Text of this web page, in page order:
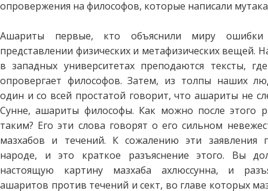
опровержения на философов, которые написали
Ашариты первые, кто объяснили миру
представлении физических и метафизических вещей.
в западных университетах преподаются тексты,
опровергает философов. Затем, из толпы наших
один и со всей простатой говорит, что ашариты не
Сунне, ашариты философы. Как можно после этого
таким? Его эти слова говорят о его сильном
мазхабов и течений. К сожалению эти заявления
народе, и это краткое разъяснение этого. Вы
настоящую картину мазхаба ахлюссунна, и
ашаритов против течений и сект, во главе которых